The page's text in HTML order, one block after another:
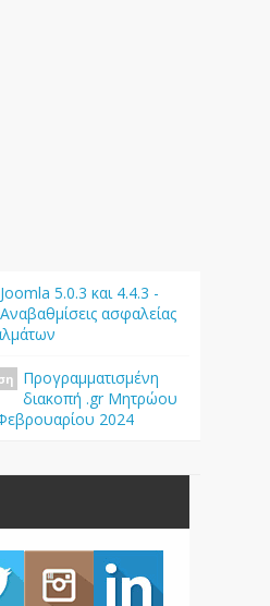
Joomla 5.0.3 και 4.4.3 -
Αναβαθμίσεις ασφαλείας
Προγραμματισμένη
διακοπή .gr Μητρώου
2024